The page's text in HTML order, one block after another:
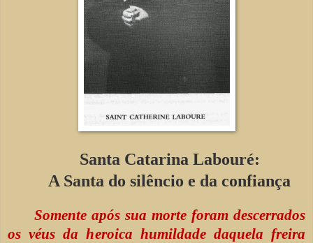
Santa Catarina Labouré:
A Santa do silêncio e da confiança
Somente após sua morte foram descerrados
os véus da heroica humildade daquela freira